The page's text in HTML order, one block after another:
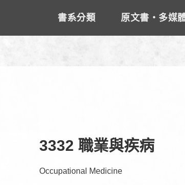
書系分類 原文書‧多媒
3332 職業與疾病
Occupational Medicine